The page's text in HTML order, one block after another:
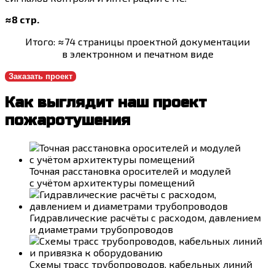
≈8 стр.
Итого: ≈74 страницы проектной документации
в электронном и печатном виде
Заказать проект
Как выглядит наш проект
пожаротушения
Точная расстановка оросителей и модулей
с учётом архитектуры помещений
Гидравлические расчёты с расходом, давлением
и диаметрами трубопроводов
Схемы трасс трубопроводов, кабельных линий